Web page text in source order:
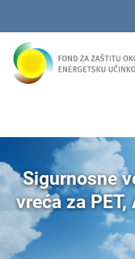
Sigurnosne
vreća za